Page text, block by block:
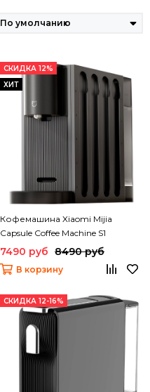
СКИДКА 12%
ХИТ
Кофемашина Xiaomi Mijia
Capsule Coffee Machine S1
(CMC001)
7490 руб 8490 руб
В корзину
СКИДКА 12-16%